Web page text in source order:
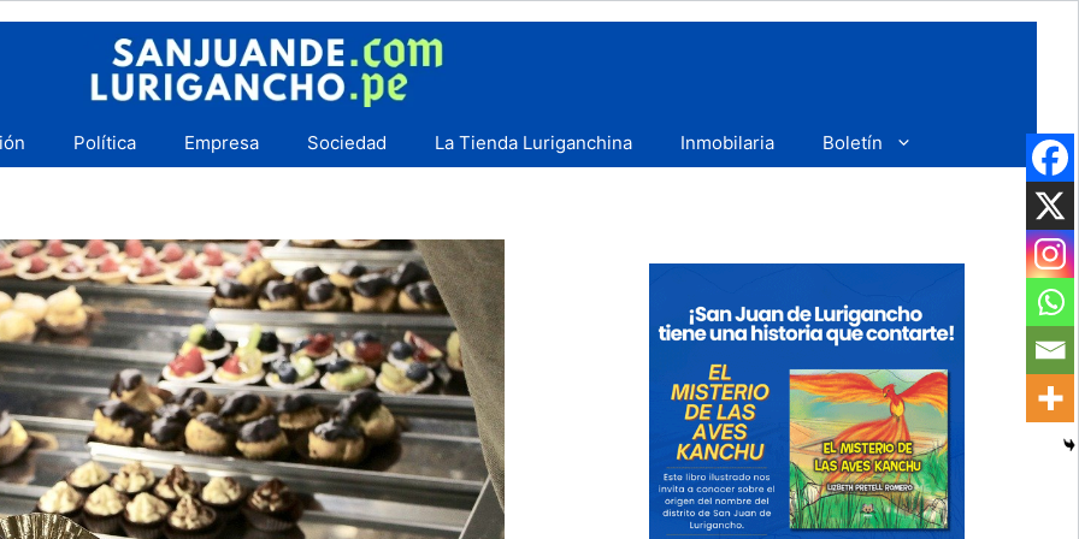
Política Empresa Sociedad La Tienda Luriganchina Inmobilaria Boletín